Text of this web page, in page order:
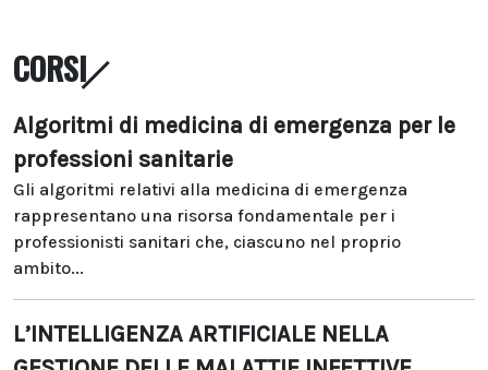
CORSI
Algoritmi di medicina di emergenza per le
professioni sanitarie
Gli algoritmi relativi alla medicina di emergenza
rappresentano una risorsa fondamentale per i
professionisti sanitari che, ciascuno nel proprio
ambito...
L’INTELLIGENZA ARTIFICIALE NELLA